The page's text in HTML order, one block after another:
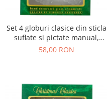
Set 4 globuri clasice din sticla
suflate si pictate manual,
Argcoms, Fabrica lui Mos
58,00 RON